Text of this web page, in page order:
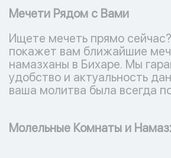
Мечети Рядом с Вами
Ищете мечеть прямо
покажет вам ближайшие
намазханы в Бихаре. Мы
удобство и актуальность
ваша молитва была всегда
Молельные Комнаты и